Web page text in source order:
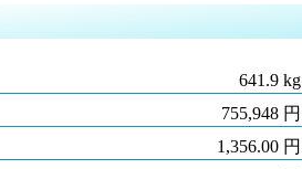
641.9 kg
755,948 円
1,356.00 円